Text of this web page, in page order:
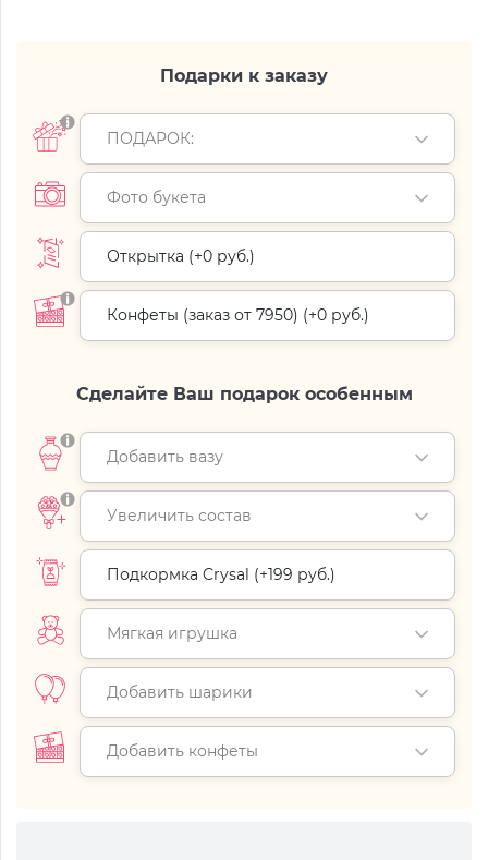
Подарки к заказу
ПОДАРОК:
Фото букета
Открытка (+0 руб.)
Конфеты (заказ от 7950) (+0 руб.)
Сделайте Ваш подарок особенным
Добавить вазу
Увеличить состав
Подкормка Crysal (+199 руб.)
Мягкая игрушка
Добавить шарики
Добавить конфеты